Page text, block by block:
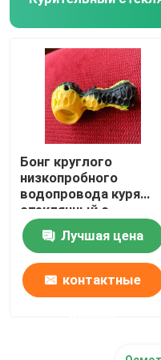
Стеклянный кальян
Прямые трубчатые
Небольшой кальян
Солома пара
Аксессуары для
Бонг круглого
низкопробного
водопровода куря
стеклянный с
отверстием
карбюратора и
ловцом льда
Лучшая цена
контактные